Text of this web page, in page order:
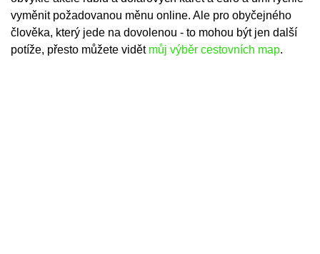
vyměnit požadovanou měnu online. Ale pro obyčejného
člověka, který jede na dovolenou - to mohou být jen další
potíže, přesto můžete vidět můj výběr cestovních map.